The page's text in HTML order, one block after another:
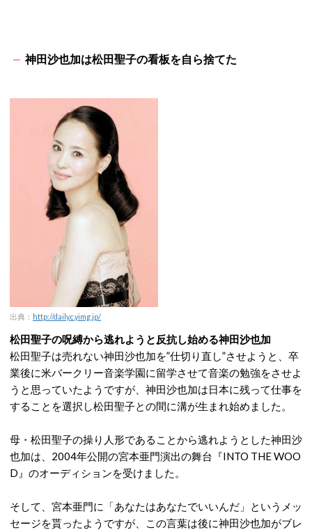
神田沙也加は松田聖子の看板を自ら捨てた
出典： http://daily.c.yimg.jp/
松田聖子の呪縛から逃れようと反抗し始める神田沙也加
松田聖子は売れない神田沙也加を”仕切り直し”させようと、卒
業後に米バークリー音楽学園に留学させて音楽の勉強をさせよ
うと思っていたようですが、神田沙也加は日本に残って仕事を
することを選択し松田聖子との間に溝が生まれ始めました。
母・松田聖子の操り人形であることから逃れようとした神田沙
也加は、2004年公開の宮本亜門演出の舞台『INTO THE WOO
D』のオーディションを受けました。
そして、宮本亜門に「あなたはあなたでいいんだ」というメッ
セージを貰ったようですが、この言葉は後に神田沙也加がブレ